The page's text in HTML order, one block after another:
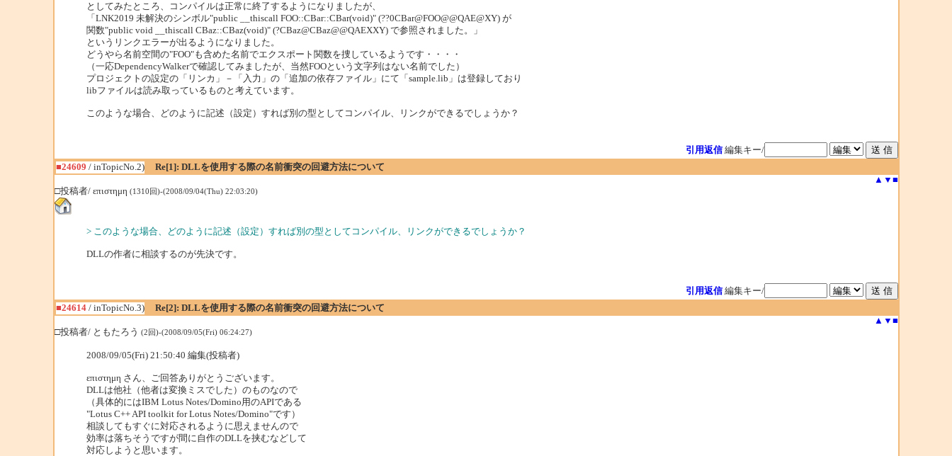
としてみたところ、コンパイルは正常に終了するようになりましたが、
「LNK2019 未解決のシンボル"public __thiscall FOO::CBar::CBar(void)" (??0CBar@FOO@@QAE@XY) が
関数"public void __thiscall CBaz::CBaz(void)" (?CBaz@CBaz@@QAEXXY) で参照されました。」
というリンクエラーが出るようになりました。
どうやら名前空間の"FOO"も含めた名前でエクスポート関数を捜しているようです・・・・
（一応DependencyWalkerで確認してみましたが、当然FOOという文字列はない名前でした）
プロジェクトの設定の「リンカ」－「入力」の「追加の依存ファイル」にて「sample.lib」は登録しており
libファイルは読み取っているものと考えています。
このような場合、どのように記述（設定）すれば別の型としてコンパイル、リンクができるでしょうか？
引用返信 編集キー/
■24609 / inTopicNo.2)
Re[1]: DLLを使用する際の名前衝突の回避方法について
▲ ▼ ■
□投稿者/ επιστημη (1310回)-(2008/09/04(Thu) 22:03:20)
> このような場合、どのように記述（設定）すれば別の型としてコンパイル、リンクができるでしょうか？
DLLの作者に相談するのが先決です。
引用返信 編集キー/
■24614/ inTopicNo.3)
Re[2]: DLLを使用する際の名前衝突の回避方法について
▲ ▼ ■
□投稿者/ ともたろう (2回)-(2008/09/05(Fri) 06:24:27)
2008/09/05(Fri) 21:50:40 編集(投稿者)
επιστημη さん、ご回答ありがとうございます。
DLLは他社（他者は変換ミスでした）のものなので
（具体的にはIBM Lotus Notes/Domino用のAPIである
"Lotus C++ API toolkit for Lotus Notes/Domino"です）
相談してもすぐに対応されるように思えませんので
効率は落ちそうですが間に自作のDLLを挟むなどして
対応しようと思います。